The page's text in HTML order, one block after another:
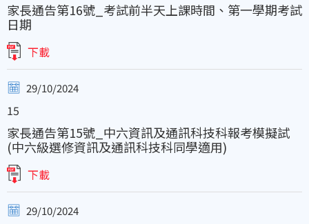
家長通告第16號_考試前半天上課時間、第一學期考試
日期
下載
29/10/2024
15
家長通告第15號_中六資訊及通訊科技科報考模擬試
(中六級選修資訊及通訊科技科同學適用)
下載
29/10/2024